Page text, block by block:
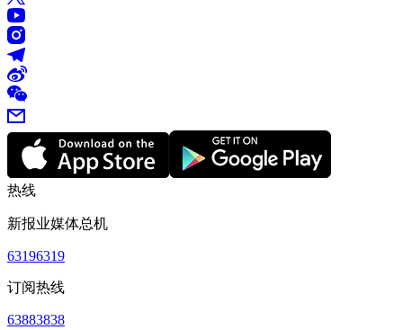
热线
新报业媒体总机
63196319
订阅热线
63883838